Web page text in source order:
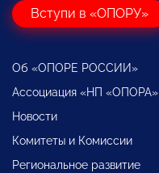
Вступи в «ОПОРУ»
Об «ОПОРЕ РОССИИ»
Ассоциация «НП «ОПОРА»
Новости
Комитеты и Комиссии
Региональное развитие